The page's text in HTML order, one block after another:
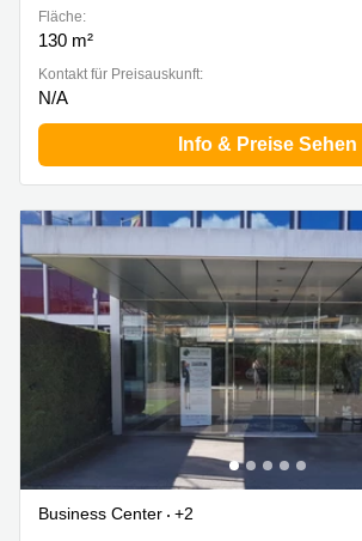
Fläche:
130 m²
Kontakt für Preisauskunft:
N/A
Info & Preise Sehen
Business Center
+2